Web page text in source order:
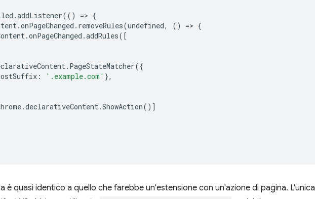
.addListener(() => {
.onPageChanged . removeRules(undefined, () => {
.onPageChanged .addRules([
. PageStateMatcher({
: '.example.com' },
.declarativeContent.ShowAction()]
è quasi identico a quello che farebbe un'estensione con un'azione di pagina. L'unica